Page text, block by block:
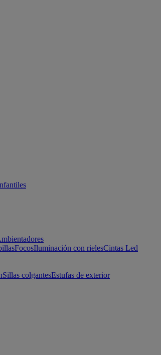
FocosIluminación con rielesCintas Led
Sillas colgantesEstufas de exterior